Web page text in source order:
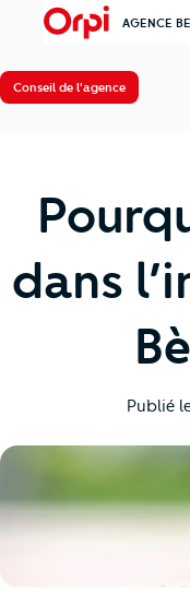
menu AGENCE
Conseil de l'agence
dans
Publié